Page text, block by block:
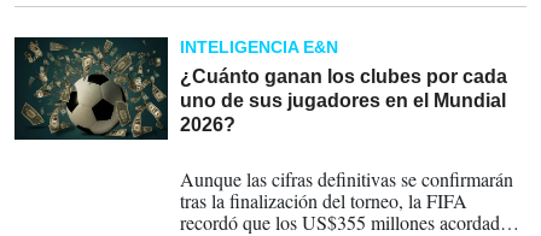
de dirigir, sino por la habilidad de inspirar,
acompañar y generar confianza.
INTELIGENCIA E&N
¿Cuánto ganan los clubes por cada
uno de sus jugadores en el Mundial
2026?
Aunque las cifras definitivas se confirmarán
tras la finalización del torneo, la FIFA
recordó que los US$355 millones acordados